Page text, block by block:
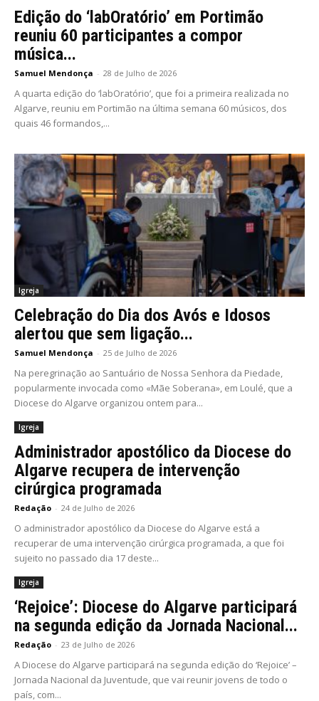
Edição do ‘labOratório’ em Portimão
reuniu 60 participantes a compor
música...
Samuel Mendonça - 28 de Julho de 2026
A quarta edição do ‘labOratório’, que foi a primeira realizada no
Algarve, reuniu em Portimão na última semana 60 músicos, dos
quais 46 formandos,...
Igreja
Celebração do Dia dos Avós e Idosos
alertou que sem ligação...
Samuel Mendonça - 25 de Julho de 2026
Na peregrinação ao Santuário de Nossa Senhora da Piedade,
popularmente invocada como «Mãe Soberana», em Loulé, que a
Diocese do Algarve organizou ontem para...
Igreja
Administrador apostólico da Diocese do
Algarve recupera de intervenção
cirúrgica programada
Redação - 24 de Julho de 2026
O administrador apostólico da Diocese do Algarve está a
recuperar de uma intervenção cirúrgica programada, a que foi
sujeito no passado dia 17 deste...
Igreja
‘Rejoice’: Diocese do Algarve participará
na segunda edição da Jornada Nacional...
Redação - 23 de Julho de 2026
A Diocese do Algarve participará na segunda edição do ‘Rejoice’ –
Jornada Nacional da Juventude, que vai reunir jovens de todo o
país, com...